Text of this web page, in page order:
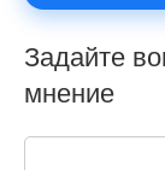
Задайте
мнение